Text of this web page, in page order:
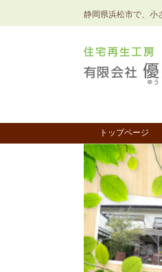
静岡県浜松市で、小
トップページ